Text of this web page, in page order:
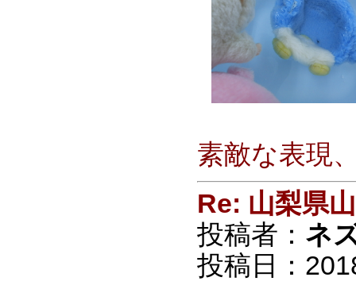
素敵な表現
Re: 山梨県
投稿者： ネ
投稿日：